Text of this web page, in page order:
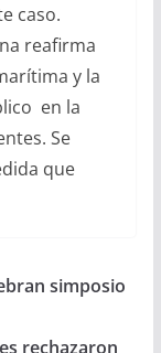
caso.
reafirma
y la
en la
Se
que
simposio
rechazaron